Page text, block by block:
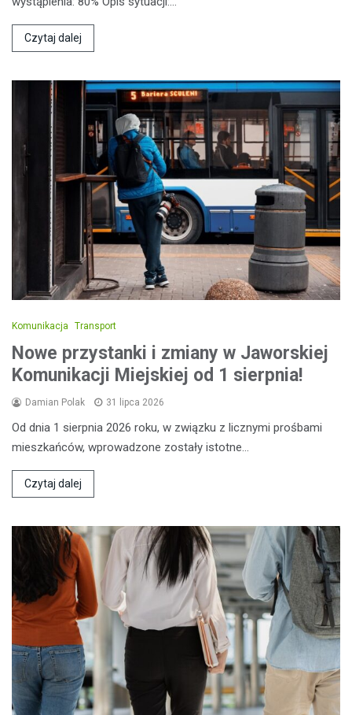
Czytaj dalej
Komunikacja Transport
Nowe przystanki i zmiany w Jaworskiej
Komunikacji Miejskiej od 1 sierpnia!
Damian Polak 31 lipca 2026
Od dnia 1 sierpnia 2026 roku, w związku z licznymi prośbami
mieszkańców, wprowadzone zostały istotne…
Czytaj dalej